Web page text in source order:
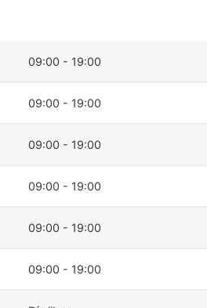
09:00 - 19:00
09:00 - 19:00
09:00 - 19:00
09:00 - 19:00
09:00 - 19:00
09:00 - 19:00